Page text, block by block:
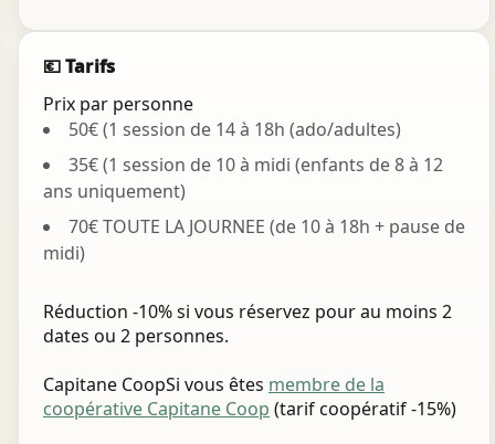
💶 Tarifs
Prix par personne
50€ (1 session de 14 à 18h (ado/adultes)
35€ (1 session de 10 à midi (enfants de 8 à 12
ans uniquement)
70€ TOUTE LA JOURNEE (de 10 à 18h + pause de
midi)
Réduction -10% si vous réservez pour au moins 2
dates ou 2 personnes.
Capitane CoopSi vous êtes membre de la
coopérative Capitane Coop (tarif coopératif -15%)